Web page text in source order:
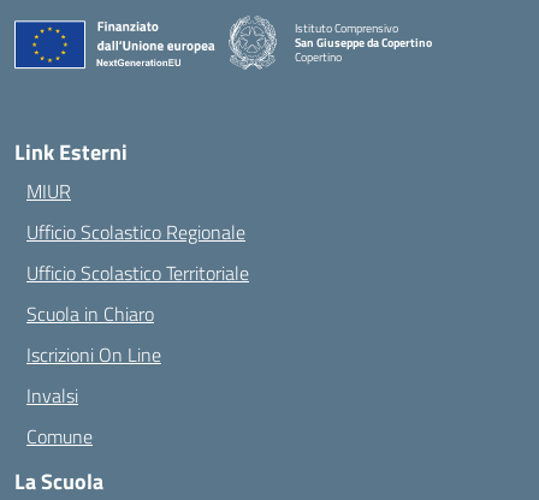
Istituto Comprensivo
San Giuseppe da Copertino
Copertino
— Visita la pagina iniziale della scuola
Link Esterni
MIUR
Ufficio Scolastico Regionale
Ufficio Scolastico Territoriale
Scuola in Chiaro
Iscrizioni On Line
Invalsi
Comune
La Scuola